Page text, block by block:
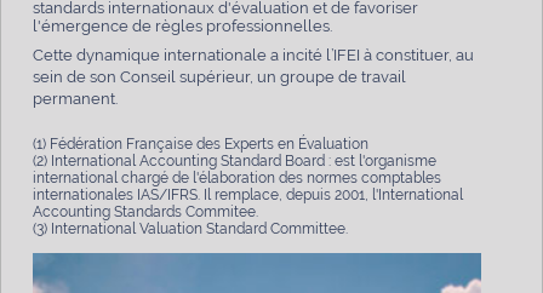
standards internationaux d'évaluation et de favoriser
l'émergence de règles professionnelles.
Cette dynamique internationale a incité l’IFEI à constituer, au
sein de son Conseil supérieur, un groupe de travail
permanent.
(1) Fédération Française des Experts en Évaluation
(2) International Accounting Standard Board : est l'organisme
international chargé de l'élaboration des normes comptables
internationales IAS/IFRS. Il remplace, depuis 2001, l'International
Accounting Standards Commitee.
(3) International Valuation Standard Committee.